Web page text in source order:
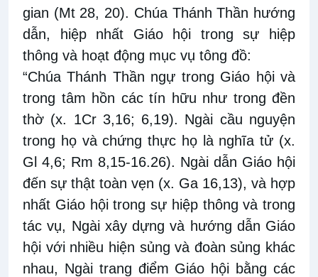
gian (Mt 28, 20). Chúa Thánh Thần hướng
dẫn, hiệp nhất Giáo hội trong sự hiệp
thông và hoạt động mục vụ tông đồ:
“Chúa Thánh Thần ngự trong Giáo hội và
trong tâm hồn các tín hữu như trong đền
thờ (x. 1Cr 3,16; 6,19). Ngài cầu nguyện
trong họ và chứng thực họ là nghĩa tử (x.
Gl 4,6; Rm 8,15-16.26). Ngài dẫn Giáo hội
đến sự thật toàn vẹn (x. Ga 16,13), và hợp
nhất Giáo hội trong sự hiệp thông và trong
tác vụ, Ngài xây dựng và hướng dẫn Giáo
hội với nhiều hiện sủng và đoàn sủng khác
nhau, Ngài trang điểm Giáo hội bằng các